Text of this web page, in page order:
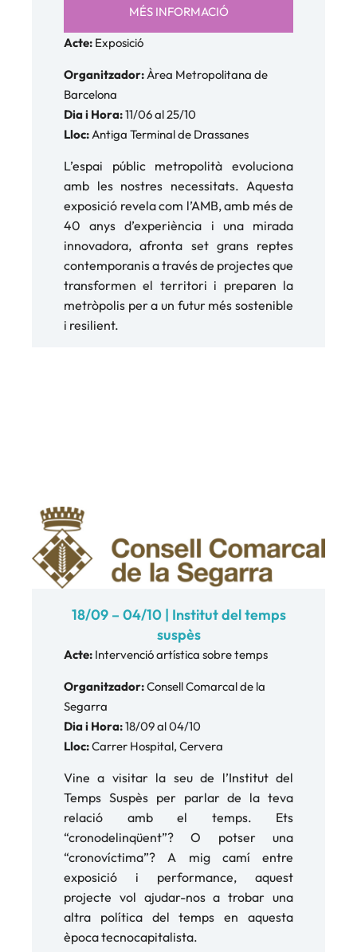
MÉS INFORMACIÓ
Acte: Exposició
Organitzador:Àrea Metropolitana de
Barcelona
Dia i Hora:11/06 al 25/10
Lloc:Antiga Terminal de Drassanes
L’espai públic metropolità evoluciona
amb les nostres necessitats. Aquesta
exposició revela com l’AMB, amb més de
40 anys d’experiència i una mirada
innovadora, afronta set grans reptes
contemporanis a través de projectes que
transformen el territori i preparen la
metròpolis per a un futur més sostenible
i resilient.
18/09 – 04/10 | Institut del temps
suspès
Acte: Intervenció artística sobre temps
Organitzador:Consell Comarcal de la
Segarra
Dia i Hora:18/09 al 04/10
Lloc:Carrer Hospital, Cervera
Vine a visitar la seu de l’Institut del
Temps Suspès per parlar de la teva
relació amb el temps. Ets
“cronodelinqüent”? O potser una
“cronovíctima”? A mig camí entre
exposició i performance, aquest
projecte vol ajudar-nos a trobar una
altra política del temps en aquesta
època tecnocapitalista.